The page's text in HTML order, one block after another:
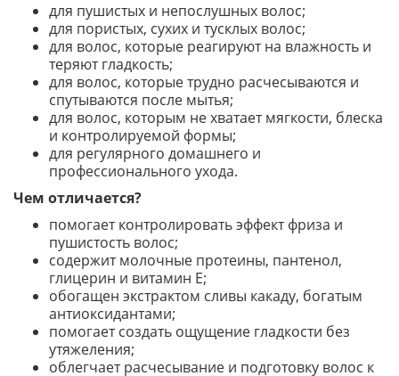
для пушистых и непослушных волос;
для пористых, сухих и тусклых волос;
для волос, которые реагируют на влажность и
теряют гладкость;
для волос, которые трудно расчесываются и
спутываются после мытья;
для волос, которым не хватает мягкости, блеска
и контролируемой формы;
для регулярного домашнего и
профессионального ухода.
Чем отличается?
помогает контролировать эффект фриза и
пушистость волос;
содержит молочные протеины, пантенол,
глицерин и витамин E;
обогащен экстрактом сливы какаду, богатым
антиоксидантами;
помогает создать ощущение гладкости без
утяжеления;
облегчает расчесывание и подготовку волос к